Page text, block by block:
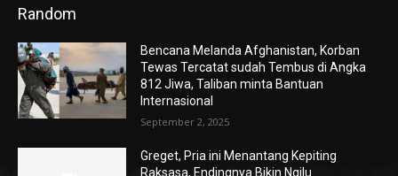
Random
Bencana Melanda Afghanistan, Korban
Tewas Tercatat sudah Tembus di Angka
812 Jiwa, Taliban minta Bantuan
Internasional
September 2, 2025
Greget, Pria ini Menantang Kepiting
Raksasa, Endingnya Bikin Ngilu